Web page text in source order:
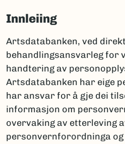
Innleiing
Artsdatabanken, ved
behandlingsansvarleg for
handtering av
Artsdatabanken har eige
har ansvar for å gje dei
informasjon om
overvaking av etterleving
personvernforordninga